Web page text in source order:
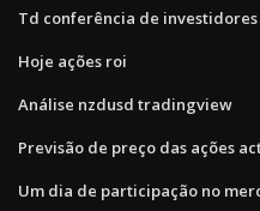
Td conferência de investidores
Hoje ações roi
Análise nzdusd tradingview
Previsão de preço das ações
Um dia de participação no